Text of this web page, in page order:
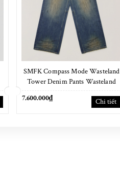
SMFK Compass Mode Wasteland
Tower Denim Pants Wasteland
7.600.000₫ Chi tiết